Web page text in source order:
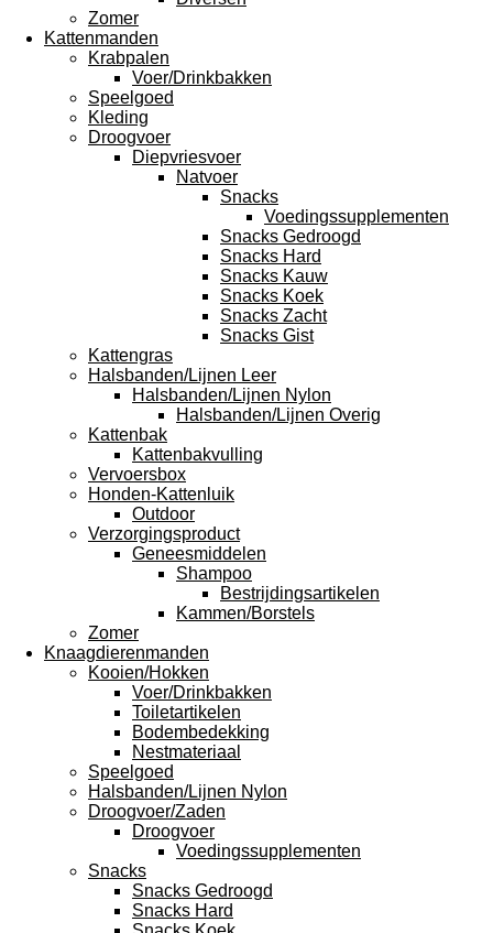
Zomer
Kattenmanden
Krabpalen
Voer/Drinkbakken
Speelgoed
Kleding
Droogvoer
Diepvriesvoer
Natvoer
Snacks
Voedingssupplementen
Snacks Gedroogd
Snacks Hard
Snacks Kauw
Snacks Koek
Snacks Zacht
Snacks Gist
Kattengras
Halsbanden/Lijnen Leer
Halsbanden/Lijnen Nylon
Halsbanden/Lijnen Overig
Kattenbak
Kattenbakvulling
Vervoersbox
Honden-Kattenluik
Outdoor
Verzorgingsproduct
Geneesmiddelen
Shampoo
Bestrijdingsartikelen
Kammen/Borstels
Zomer
Knaagdierenmanden
Kooien/Hokken
Voer/Drinkbakken
Toiletartikelen
Bodembedekking
Nestmateriaal
Speelgoed
Halsbanden/Lijnen Nylon
Droogvoer/Zaden
Droogvoer
Voedingssupplementen
Snacks
Snacks Gedroogd
Snacks Hard